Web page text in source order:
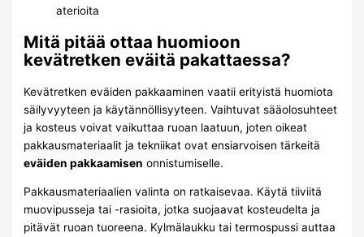
aterioita
Mitä pitää ottaa huomioon
kevätretken eväitä pakattaessa?
Kevätretken eväiden pakkaaminen vaatii erityistä huomiota
säilyvyyteen ja käytännöllisyyteen. Vaihtuvat sääolosuhteet
ja kosteus voivat vaikuttaa ruoan laatuun, joten oikeat
pakkausmateriaalit ja tekniikat ovat ensiarvoisen tärkeitä
eväiden pakkaamisen onnistumiselle.
Pakkausmateriaalien valinta on ratkaisevaa. Käytä tiiviitä
muovipusseja tai -rasioita, jotka suojaavat kosteudelta ja
pitävät ruoan tuoreena. Kylmälaukku tai termospussi auttaa